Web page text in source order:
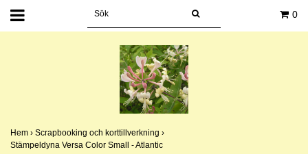
0
Hem › Scrapbooking och korttillverkning ›
Stämpeldyna Versa Color Small - Atlantic